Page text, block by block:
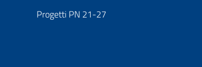
Progetti PN 21-27